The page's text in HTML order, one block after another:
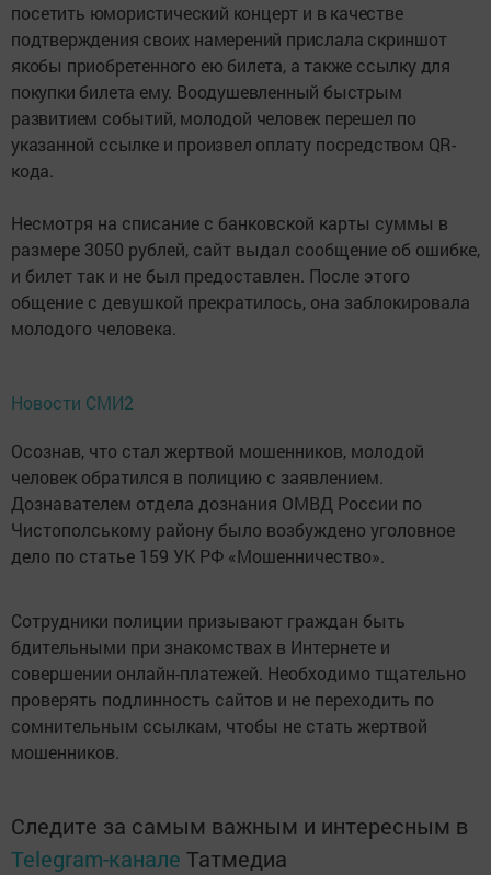
посетить юмористический концерт и в качестве
подтверждения своих намерений прислала скриншот
якобы приобретенного ею билета, а также ссылку для
покупки билета ему. Воодушевленный быстрым
развитием событий, молодой человек перешел по
указанной ссылке и произвел оплату посредством QR-
кода.
Несмотря на списание с банковской карты суммы в
размере 3050 рублей, сайт выдал сообщение об ошибке,
и билет так и не был предоставлен. После этого
общение с девушкой прекратилось, она заблокировала
молодого человека.
Новости СМИ2
Осознав, что стал жертвой мошенников, молодой
человек обратился в полицию с заявлением.
Дознавателем отдела дознания ОМВД России по
Чистополському району было возбуждено уголовное
дело по статье 159 УК РФ «Мошенничество».
Сотрудники полиции призывают граждан быть
бдительными при знакомствах в Интернете и
совершении онлайн-платежей. Необходимо тщательно
проверять подлинность сайтов и не переходить по
сомнительным ссылкам, чтобы не стать жертвой
мошенников.
Следите за самым важным и интересным в
Telegram-канале Татмедиа